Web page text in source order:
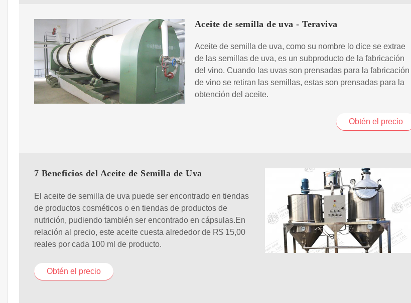
Aceite de semilla de uva - Teraviva
Aceite de semilla de uva, como su nombre lo dice se extrae
de las semillas de uva, es un subproducto de la fabricación
del vino. Cuando las uvas son prensadas para la fabricación
de vino se retiran las semillas, estas son prensadas para la
obtención del aceite.
Obtén el precio
7 Beneficios del Aceite de Semilla de Uva
El aceite de semilla de uva puede ser encontrado en tiendas
de productos cosméticos o en tiendas de productos de
nutrición, pudiendo también ser encontrado en cápsulas.En
relación al precio, este aceite cuesta alrededor de R$ 15,00
reales por cada 100 ml de producto.
Obtén el precio